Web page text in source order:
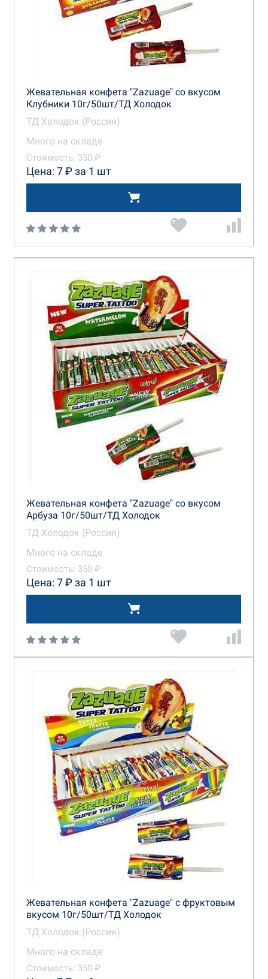
Жевательная конфета "Zazuage" со вкусом
Клубники 10г/50шт/ТД Холодок
ТД Холодок (Россия)
Много на складе
Стоимость: 350 ₽
Цена: 7 ₽ за 1 шт
Жевательная конфета "Zazuage" со вкусом
Арбуза 10г/50шт/ТД Холодок
ТД Холодок (Россия)
Много на складе
Стоимость: 350 ₽
Цена: 7 ₽ за 1 шт
Жевательная конфета "Zazuage" с фруктовым
вкусом 10г/50шт/ТД Холодок
ТД Холодок (Россия)
Много на складе
Стоимость: 350 ₽